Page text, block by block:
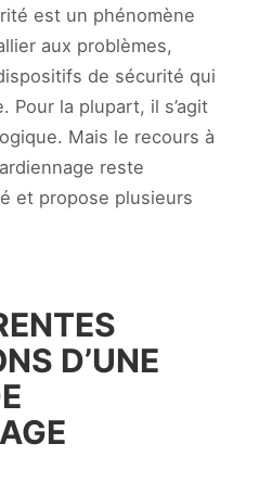
est un phénomène
aux problèmes,
de sécurité qui
Pour la plupart, il s’agit
Mais le recours à
reste
et propose plusieurs
D’UNE